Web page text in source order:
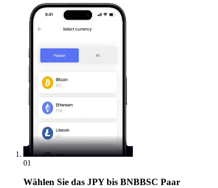
01
Wählen Sie das JPY bis BNBBSC Paar